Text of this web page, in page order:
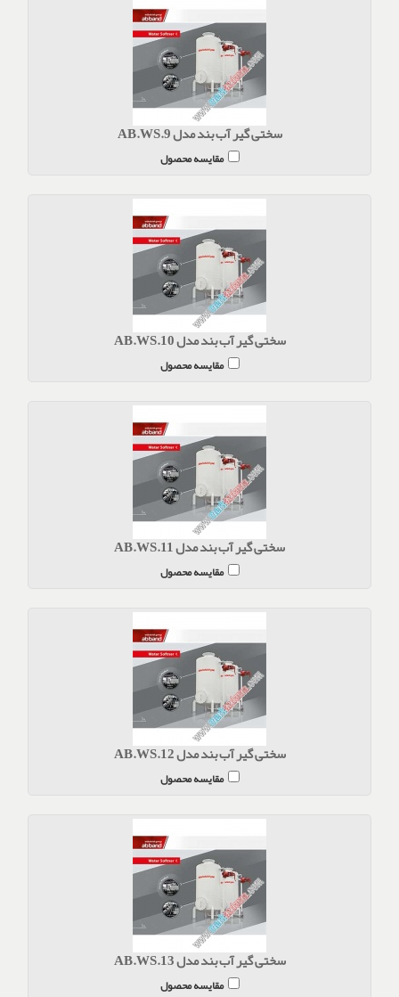
سختی گیر آب بند مدل AB.WS.9
مقایسه محصول
سختی گیر آب بند مدل AB.WS.10
مقایسه محصول
سختی گیر آب بند مدل AB.WS.11
مقایسه محصول
سختی گیر آب بند مدل AB.WS.12
مقایسه محصول
سختی گیر آب بند مدل AB.WS.13
مقایسه محصول